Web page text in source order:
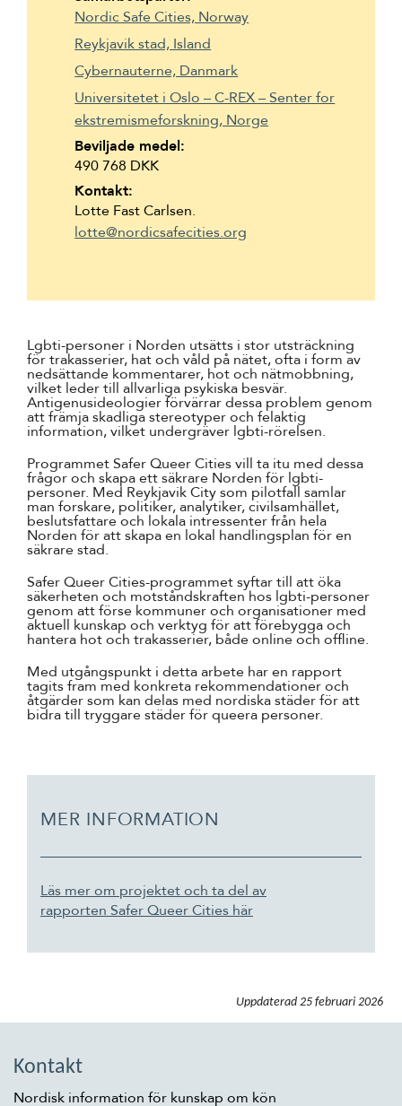
Lgbti-personer i Norden utsätts i stor utsträckning
för trakasserier, hat och våld på nätet, ofta i form av
nedsättande kommentarer, hot och nätmobbning,
vilket leder till allvarliga psykiska besvär.
Antigenusideologier förvärrar dessa problem genom
att främja skadliga stereotyper och felaktig
information, vilket undergräver lgbti-rörelsen.
ProgrammetSafer Queer Citiesvill ta itu med dessa
frågor och skapa ett säkrare Norden för lgbti-
personer. Med Reykjavik City som pilotfall samlar
man forskare, politiker, analytiker, civilsamhället,
beslutsfattare och lokala intressenter från hela
Norden för att skapa en lokal handlingsplan för en
säkrare stad.
Safer Queer Cities-programmet syftar till att öka
säkerheten och motståndskraften hos lgbti-personer
genom att förse kommuner och organisationer med
aktuell kunskap och verktyg för att förebygga och
hantera hot och trakasserier, både online och offline.
Med utgångspunkt i detta arbete har en rapport
tagits fram med konkreta rekommendationer och
åtgärder som kan delas med nordiska städer för att
bidra till tryggare städer för queera personer.
MER INFORMATION
Läs mer om projektet och ta del av
rapporten Safer Queer Cities här
Nordic Safe Cities, Norway
Reykjavik stad, Island
Cybernauterne, Danmark
Universitetet i Oslo – C-REX – Senter for
ekstremismeforskning, Norge
Beviljade medel:
490 768 DKK
Kontakt:
Lotte Fast Carlsen.
lotte@nordicsafecities.org
Uppdaterad 25 februari 2026
Kontakt
Nordisk information för kunskap om kön